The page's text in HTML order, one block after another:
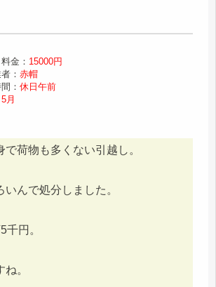
金： 15000円
：赤帽
：休日午前
5月
で荷物も多くない引越し。
んで処分しました。
千円。
。